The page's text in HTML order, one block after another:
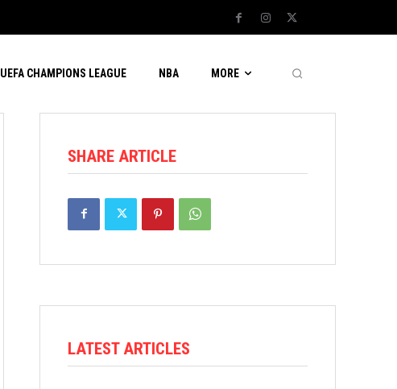
UEFA CHAMPIONS LEAGUE NBA MORE
SHARE ARTICLE
LATEST ARTICLES